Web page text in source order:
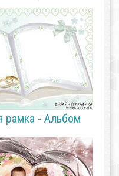
рамка - Альбом